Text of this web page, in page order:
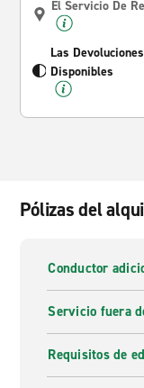
El Servicio De
Las
Disponibles
Pólizas del
Conductor
Servicio fuera
Requisitos de